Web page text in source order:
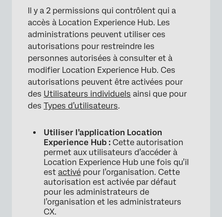
Il y a 2 permissions qui contrôlent qui a
accès à Location Experience Hub. Les
administrations peuvent utiliser ces
autorisations pour restreindre les
personnes autorisées à consulter et à
modifier Location Experience Hub. Ces
autorisations peuvent être activées pour
des Utilisateurs individuels ainsi que pour
des Types d’utilisateurs.
Utiliser l’application Location
Experience Hub : Cette autorisation
permet aux utilisateurs d’accéder à
Location Experience Hub une fois qu’il
est activé pour l’organisation. Cette
autorisation est activée par défaut
pour les administrateurs de
l’organisation et les administrateurs
CX.